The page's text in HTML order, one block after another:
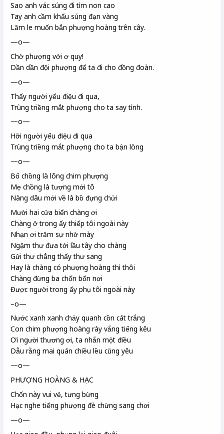
Sao anh vác súng đi tìm non cao
Tay anh cầm khẩu súng đạn vàng
Lăm le muốn bắn phượng hoàng trên cây.
—o—
Chờ phượng với ơ quy!
Dần dần đội phượng để ta đi cho đồng đoàn.
—o—
Thấy người yểu điệu đi qua,
Trùng triềng mắt phượng cho ta say tình.
—o—
Hỡi người yểu điệu đi qua
Trùng triềng mắt phượng cho ta bận lòng
—o—
Bố chồng là lông chim phượng
Mẹ chồng là tượng mới tô
Nàng dâu mới về là bồ đựng chửi
Mười hai cửa biển chàng ơi
Chàng ở trong ấy thiếp tôi ngoài này
Nhạn ơi trăm sự nhờ mày
Ngậm thư đưa tới lầu tây cho chàng
Gửi thư chẳng thấy thư sang
Hay là chàng có phượng hoàng thì thôi
Chàng đừng ba chốn bốn nơi
Được người trong ấy phụ tôi ngoài này
–o—
Nước xanh xanh chảy quanh cồn cát trắng
Con chim phượng hoàng rày vắng tiếng kêu
Ơi người thương ơi, ta nhắn một điều
Dẫu rằng mai quán chiều lều cũng yêu
—o—
PHƯỢNG HOÀNG & HẠC
Chốn này vui vẻ, tưng bừng
Hạc nghe tiếng phượng đè chừng sang chơi
—o—